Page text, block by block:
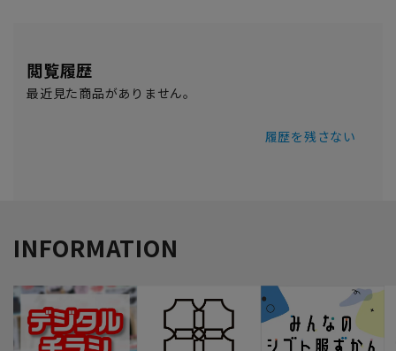
閲覧履歴
最近見た商品がありません。
履歴を残さない
INFORMATION